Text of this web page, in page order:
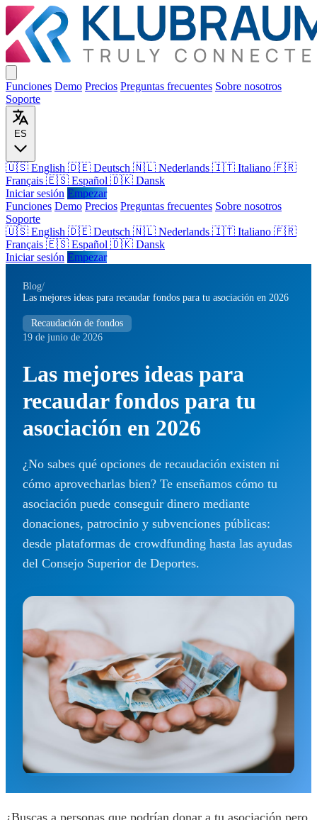
Funciones Demo Precios Preguntas frecuentes Sobre nosotros
Soporte
ES
🇺🇸 English 🇩🇪 Deutsch 🇳🇱 Nederlands 🇮🇹 Italiano 🇫🇷
Français 🇪🇸 Español 🇩🇰 Dansk
Iniciar sesión Empezar
Funciones Demo Precios Preguntas frecuentes Sobre nosotros
Soporte
🇺🇸 English 🇩🇪 Deutsch 🇳🇱 Nederlands 🇮🇹 Italiano 🇫🇷
Français 🇪🇸 Español 🇩🇰 Dansk
Iniciar sesión Empezar
Blog/
Las mejores ideas para recaudar fondos para tu asociación en 2026
Recaudación de fondos
19 de junio de 2026
Las mejores ideas para
recaudar fondos para tu
asociación en 2026
¿No sabes qué opciones de recaudación existen ni
cómo aprovecharlas bien? Te enseñamos cómo tu
asociación puede conseguir dinero mediante
donaciones, patrocinio y subvenciones públicas:
desde plataformas de crowdfunding hasta las ayudas
del Consejo Superior de Deportes.
¿Buscas a personas que podrían donar a tu asociación pero